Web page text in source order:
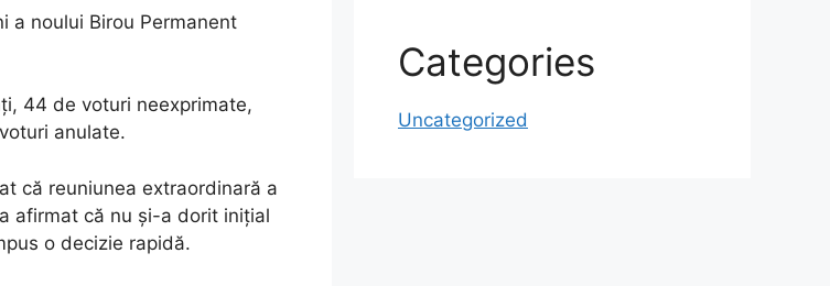
a noului Birou Permanent
44 de voturi neexprimate,
anulate.
că reuniunea extraordinară a
afirmat că nu și-a dorit inițial
o decizie rapidă.
Categories
Uncategorized